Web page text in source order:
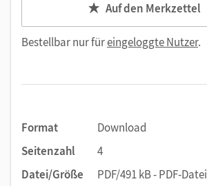
Auf den Merkzettel
Bestellbar nur füreingeloggte Nutzer.
Format
Download
Seitenzahl
4
Datei/Größe
PDF/491 kB - PDF-Datei